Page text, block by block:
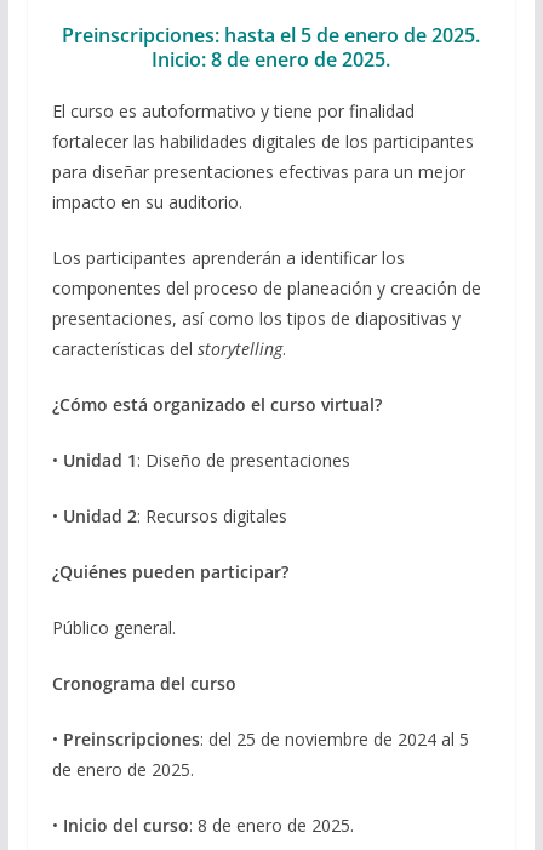
Preinscripciones: hasta el 5 de enero de 2025.
Inicio: 8 de enero de 2025.
El curso es autoformativo y tiene por finalidad
fortalecer las habilidades digitales de los participantes
para diseñar presentaciones efectivas para un mejor
impacto en su auditorio.
Los participantes aprenderán a identificar los
componentes del proceso de planeación y creación de
presentaciones, así como los tipos de diapositivas y
características del storytelling.
¿Cómo está organizado el curso virtual?
• Unidad 1: Diseño de presentaciones
• Unidad 2: Recursos digitales
¿Quiénes pueden participar?
Público general.
Cronograma del curso
• Preinscripciones: del 25 de noviembre de 2024 al 5
de enero de 2025.
• Inicio del curso: 8 de enero de 2025.